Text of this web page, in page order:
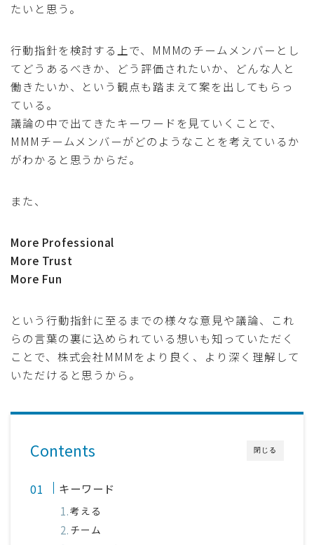
たいと思う。
行動指針を検討する上で、MMMのチームメンバーとし
てどうあるべきか、どう評価されたいか、どんな人と
働きたいか、という観点も踏まえて案を出してもらっ
ている。
議論の中で出てきたキーワードを見ていくことで、
MMMチームメンバーがどのようなことを考えているか
がわかると思うからだ。
また、
More Professional
More Trust
More Fun
という行動指針に至るまでの様々な意見や議論、これ
らの言葉の裏に込められている想いも知っていただく
ことで、株式会社MMMをより良く、より深く理解して
いただけると思うから。
閉じる
Contents
キーワード
考える
チーム